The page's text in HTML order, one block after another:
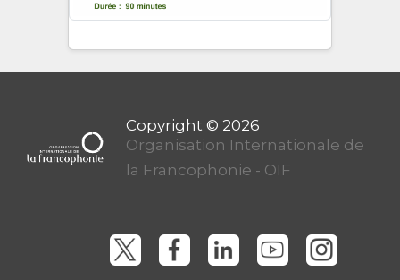
Organisation Internationale de
la Francophonie - OIF